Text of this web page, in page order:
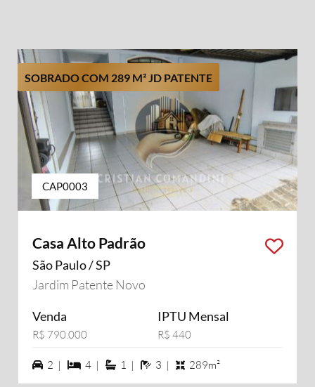
SOBRADO COM 289 M² JD PATENTE
CAP0003
Casa Alto Padrão
São Paulo / SP
Jardim Patente Novo
Venda
R$ 790.000
IPTU Mensal
R$ 440
2 vagas na garagem
2 | 4 dormiórios
4 | 1 suítes
1 | 3 banheiros
3 | 289m²